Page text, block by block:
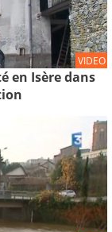
VIDEO
en Isère dans